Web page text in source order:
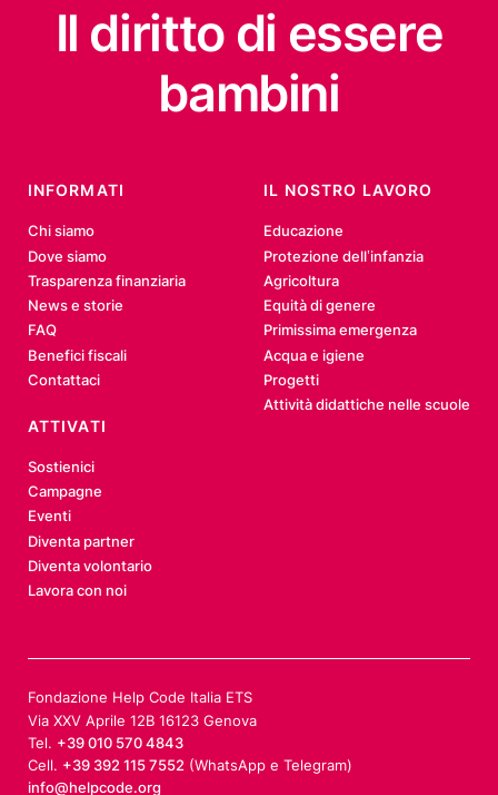
Il diritto di essere
bambini
INFORMATI
Chi siamo
Dove siamo
Trasparenza finanziaria
News e storie
FAQ
Benefici fiscali
Contattaci
IL NOSTRO LAVORO
Educazione
Protezione dell’infanzia
Agricoltura
Equità di genere
Primissima emergenza
Acqua e igiene
Progetti
Attività didattiche nelle scuole
ATTIVATI
Sostienici
Campagne
Eventi
Diventa partner
Diventa volontario
Lavora con noi
Fondazione Help Code Italia ETS
Via XXV Aprile 12B 16123 Genova
Tel. +39 010 570 4843
Cell. +39 392 115 7552 (WhatsApp e Telegram)
info@helpcode.org